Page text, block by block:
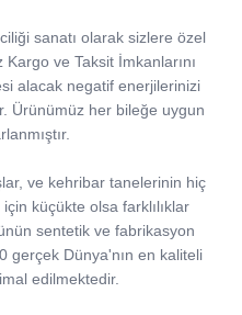
sanatı olarak sizlere özel
Kargo ve Taksit İmkanlarını
alacak negatif enerjilerinizi
Ürünümüz her bileğe uygun
ve kehribar tanelerinin hiç
için küçükte olsa farklılıklar
sentetik ve fabrikasyon
gerçek Dünya'nın en kaliteli
edilmektedir.